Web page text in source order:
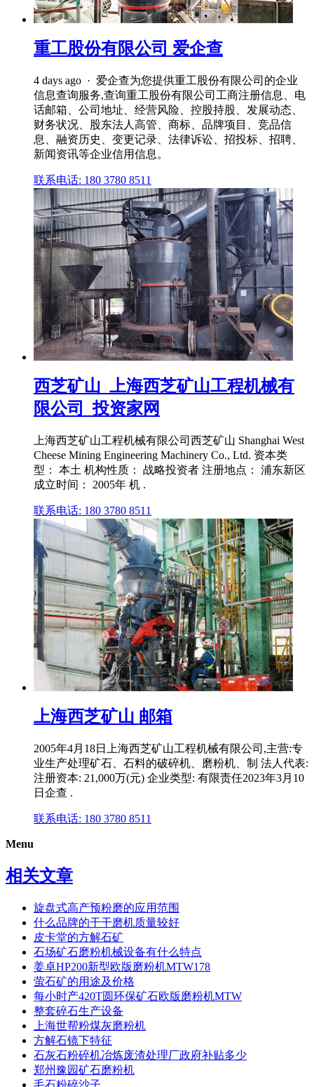
重工股份有限公司 爱企查
4 days ago · 爱企查为您提供重工股份有限公司的企业
信息查询服务,查询重工股份有限公司工商注册信息、电
话邮箱、公司地址、经营风险、控股持股、发展动态、
财务状况、股东法人高管、商标、品牌项目、竞品信
息、融资历史、变更记录、法律诉讼、招投标、招聘、
新闻资讯等企业信用信息。
联系电话: 180 3780 8511
西芝矿山_上海西芝矿山工程机械有
限公司_投资家网
上海西芝矿山工程机械有限公司西芝矿山 Shanghai West
Cheese Mining Engineering Machinery Co., Ltd. 资本类
型： 本土 机构性质： 战略投资者 注册地点： 浦东新区
成立时间： 2005年 机 .
联系电话: 180 3780 8511
上海西芝矿山 邮箱
2005年4月18日上海西芝矿山工程机械有限公司,主营:专
业生产处理矿石、石料的破碎机、磨粉机、制 法人代表:
注册资本: 21,000万(元) 企业类型: 有限责任2023年3月10
日企查 .
联系电话: 180 3780 8511
Menu
相关文章
旋盘式高产预粉磨的应用范围
什么品牌的干干磨机质量较好
皮卡堂的方解石矿
石场矿石磨粉机械设备有什么特点
姜卓HP200新型欧版磨粉机MTW178
萤石矿的用途及价格
每小时产420T圆环保矿石欧版磨粉机MTW
整套碎石生产设备
上海世帮粉煤灰磨粉机
方解石镜下特征
石灰石粉碎机冶炼废渣处理厂政府补贴多少
郑州豫园矿石磨粉机
毛石粉碎沙子